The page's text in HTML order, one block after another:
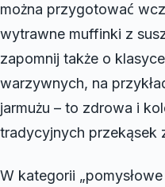
można przygotować
wytrawne muffinki z
zapomnij także o
warzywnych, na
jarmużu – to zdrowa i
tradycyjnych przekąsek
W kategorii